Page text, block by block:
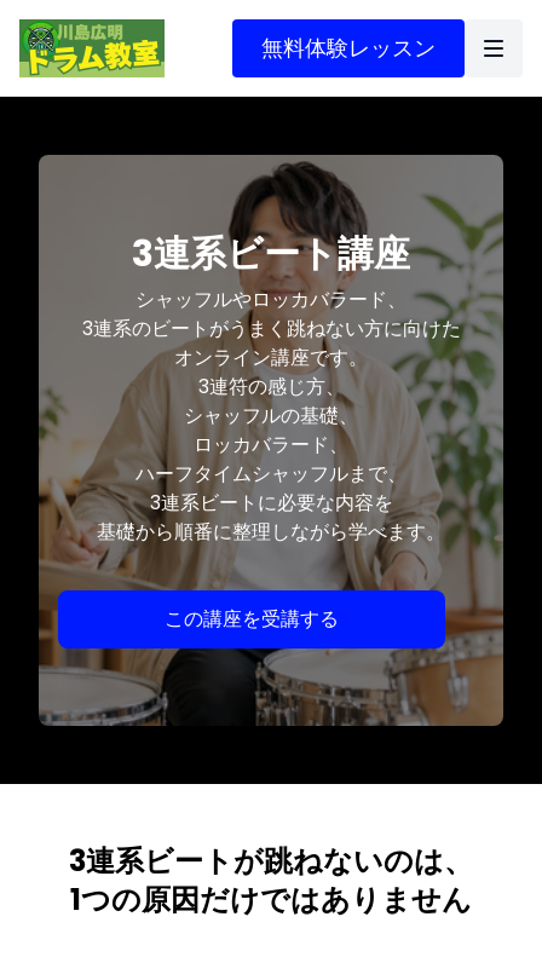
無料体験レッスン
3連系ビート講座
シャッフルやロッカバラード、
3連系のビートがうまく跳ねない方に向けた
オンライン講座です。
3連符の感じ方、
シャッフルの基礎、
ロッカバラード、
ハーフタイムシャッフルまで、
3連系ビートに必要な内容を
基礎から順番に整理しながら学べます。
この講座を受講する
3連系ビートが跳ねないのは、
1つの原因だけではありません